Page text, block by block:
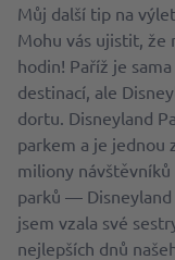
Můj další tip na
Mohu vás ujistit, že
hodin! Paříž je
destinací, ale
dortu. Disneyland
parkem a je jednou
miliony návštěvníků
parků — Disneyland
jsem vzala své
nejlepších dnů